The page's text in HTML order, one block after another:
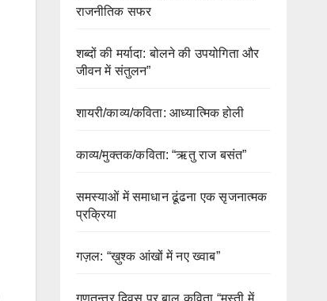
राजनीतिक सफर
शब्दों की मर्यादा: बोलने की उपयोगिता और
जीवन में संतुलन”
शायरी/काव्य/कविता: आध्यात्मिक होली
काव्य/मुक्तक/कविता: “ऋतु राज बसंत”
समस्याओं में समाधान ढूंढना एक सृजनात्मक
प्रक्रिया
गज़ल: “ख़ुश्क आंखों में नए ख्वाब”
गणतन्त्र दिवस पर बाल कविता “मस्ती में